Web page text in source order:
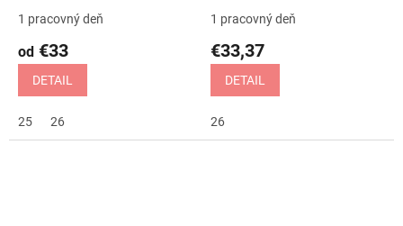
1 pracovný deň
od €33
DETAIL
25 26
1 pracovný deň
€33,37
DETAIL
26